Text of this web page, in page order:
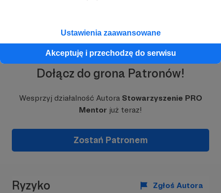
Ustawienia zaawansowane
Akceptuję i przechodzę do serwisu
Dołącz do grona Patronów!
Wesprzyj działalność Autora Stowarzyszenie PRO
Mentor już teraz!
Zostań Patronem
Ryzyko Zgłoś Autora